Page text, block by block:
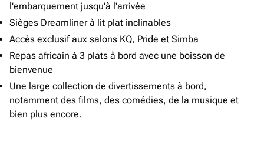
l'embarquement jusqu'à l'arrivée
Sièges Dreamliner à lit plat inclinables
Accès exclusif aux salons KQ, Pride et Simba
Repas africain à 3 plats à bord avec une boisson de
bienvenue
Une large collection de divertissements à bord,
notamment des films, des comédies, de la musique et
bien plus encore.